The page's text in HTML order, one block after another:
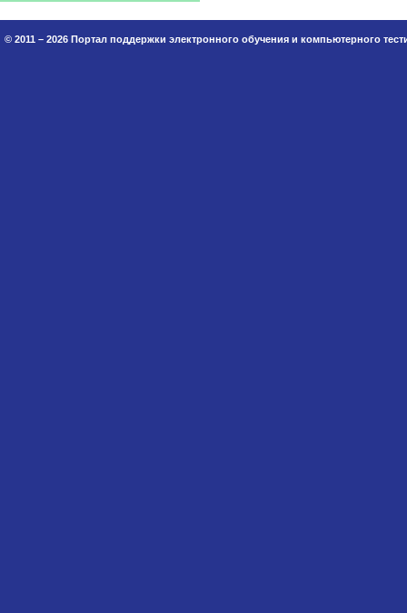
© 2011 – 2026 Портал поддержки электронного обучения и компьютерного